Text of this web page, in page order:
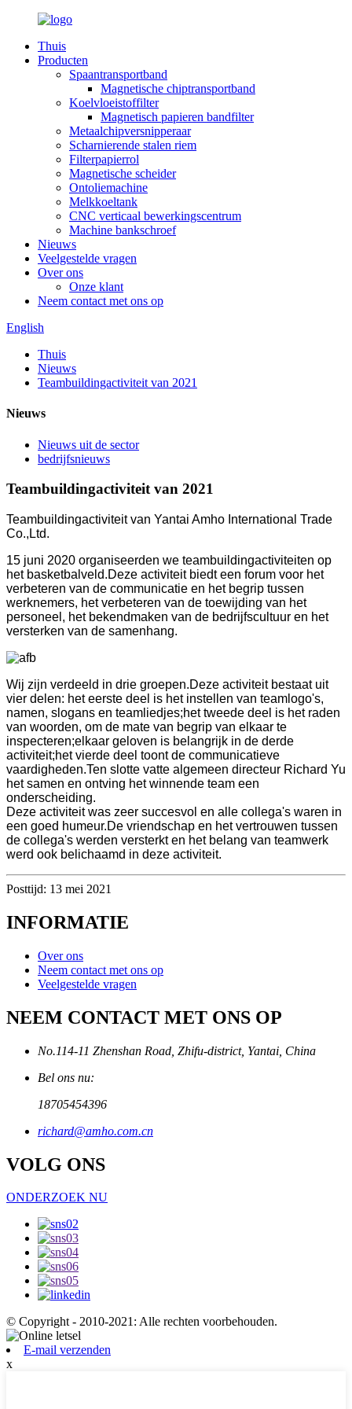
Thuis
Producten
Spaantransportband
Magnetische chiptransportband
Koelvloeistoffilter
Magnetisch papieren bandfilter
Metaalchipversnipperaar
Scharnierende stalen riem
Filterpapierrol
Magnetische scheider
Ontoliemachine
Melkkoeltank
CNC verticaal bewerkingscentrum
Machine bankschroef
Nieuws
Veelgestelde vragen
Over ons
Onze klant
Neem contact met ons op
English
Thuis
Nieuws
Teambuildingactiviteit van 2021
Nieuws
Nieuws uit de sector
bedrijfsnieuws
Teambuildingactiviteit van 2021
Teambuildingactiviteit van Yantai Amho International Trade
Co.,Ltd.
15 juni 2020 organiseerden we teambuildingactiviteiten op
het basketbalveld.Deze activiteit biedt een forum voor het
verbeteren van de communicatie en het begrip tussen
werknemers, het verbeteren van de toewijding van het
personeel, het bekendmaken van de bedrijfscultuur en het
versterken van de samenhang.
Wij zijn verdeeld in drie groepen.Deze activiteit bestaat uit
vier delen: het eerste deel is het instellen van teamlogo's,
namen, slogans en teamliedjes;het tweede deel is het raden
van woorden, om de mate van begrip van elkaar te
inspecteren;elkaar geloven is belangrijk in de derde
activiteit;het vierde deel toont de communicatieve
vaardigheden.Ten slotte vatte algemeen directeur Richard Yu
het samen en ontving het winnende team een ​​
onderscheiding.
Deze activiteit was zeer succesvol en alle collega's waren in
een goed humeur.De vriendschap en het vertrouwen tussen
de collega's werden versterkt en het belang van teamwerk
werd ook belichaamd in deze activiteit.
Posttijd: 13 mei 2021
INFORMATIE
Over ons
Neem contact met ons op
Veelgestelde vragen
NEEM CONTACT MET ONS OP
No.114-11 Zhenshan Road, Zhifu-district, Yantai, China
Bel ons nu:
18705454396
richard@amho.com.cn
VOLG ONS
ONDERZOEK NU
© Copyright - 2010-2021: Alle rechten voorbehouden.
E-mail verzenden
x